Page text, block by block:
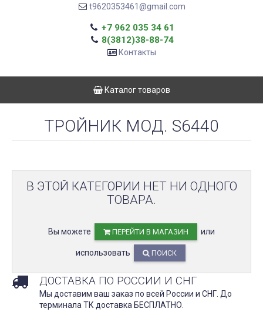
t9620353461@gmail.com
+7 962 035 34 61
8(3812)38-88-74
Контакты
Каталог товаров
ТРОЙНИК МОД. S6440
В ЭТОЙ КАТЕГОРИИ НЕТ НИ ОДНОГО
ТОВАРА.
Вы можете ПЕРЕЙТИ В МАГАЗИН или
использовать ПОИСК
ДОСТАВКА ПО РОССИИ И СНГ
Мы доставим ваш заказ по всей России и СНГ. До
терминала ТК доставка БЕСПЛАТНО.